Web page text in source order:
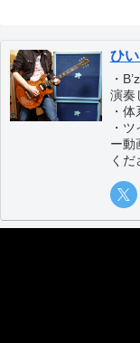
ひ
・
演奏
・
・
ー動
くだ